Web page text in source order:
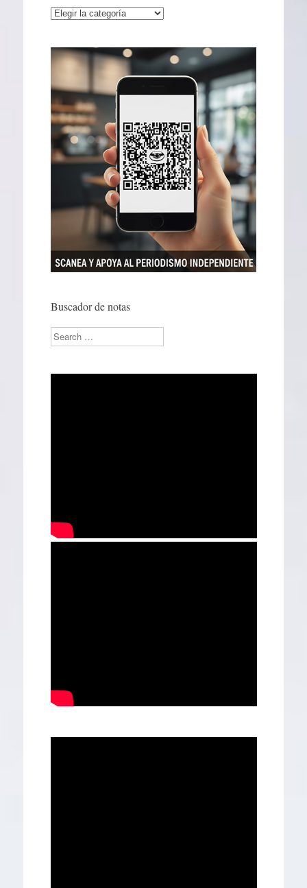
Categorías
Buscador de notas
Search